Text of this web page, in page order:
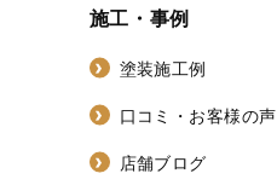
施工・事例
塗装施工例
口コミ・お客様の声
店舗ブログ